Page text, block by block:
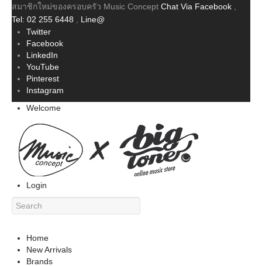
สมาชิกใหม่ของครอบครัว Music Concept Chat Via Facebook
Tel: 02 255 6448
Line@
Twitter
Facebook
LinkedIn
YouTube
Pinterest
Instagram
Welcome
Login
Home
New Arrivals
Brands